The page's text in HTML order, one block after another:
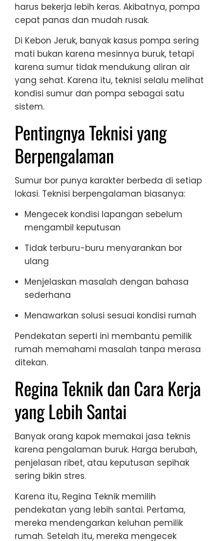
harus bekerja lebih keras. Akibatnya, pompa
cepat panas dan mudah rusak.
Di Kebon Jeruk, banyak kasus pompa sering
mati bukan karena mesinnya buruk, tetapi
karena sumur tidak mendukung aliran air
yang sehat. Karena itu, teknisi selalu melihat
kondisi sumur dan pompa sebagai satu
sistem.
Pentingnya Teknisi yang
Berpengalaman
Sumur bor punya karakter berbeda di setiap
lokasi. Teknisi berpengalaman biasanya:
Mengecek kondisi lapangan sebelum
mengambil keputusan
Tidak terburu-buru menyarankan bor
ulang
Menjelaskan masalah dengan bahasa
sederhana
Menawarkan solusi sesuai kondisi rumah
Pendekatan seperti ini membantu pemilik
rumah memahami masalah tanpa merasa
ditekan.
Regina Teknik dan Cara Kerja
yang Lebih Santai
Banyak orang kapok memakai jasa teknis
karena pengalaman buruk. Harga berubah,
penjelasan ribet, atau keputusan sepihak
sering bikin stres.
Karena itu, Regina Teknik memilih
pendekatan yang lebih santai. Pertama,
mereka mendengarkan keluhan pemilik
rumah. Setelah itu, mereka mengecek